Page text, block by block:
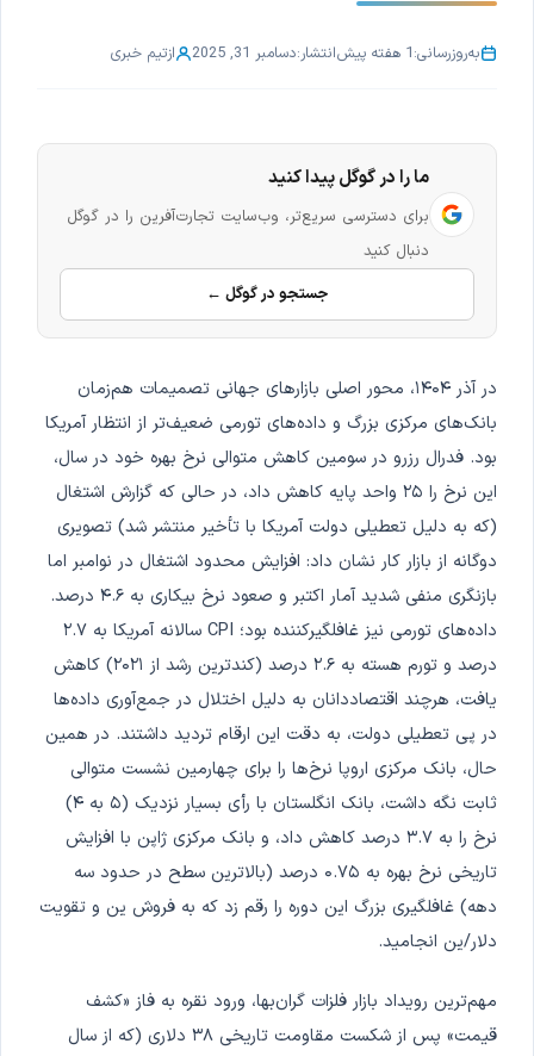
به‌روزرسانی:1 هفته پیش انتشار:دسامبر 31, 2025 ازتیم خبری
ما را در گوگل پیدا کنید
برای دسترسی سریع‌تر، وب‌سایت تجارت‌آفرین را در گوگل
دنبال کنید
جستجو در گوگل ←
در آذر ۱۴۰۴، محور اصلی بازارهای جهانی تصمیمات هم‌زمان
بانک‌های مرکزی بزرگ و داده‌های تورمی ضعیف‌تر از انتظار آمریکا
بود. فدرال رزرو در سومین کاهش متوالی نرخ بهره خود در سال،
این نرخ را ۲۵ واحد پایه کاهش داد، در حالی که گزارش اشتغال
(که به دلیل تعطیلی دولت آمریکا با تأخیر منتشر شد) تصویری
دوگانه از بازار کار نشان داد: افزایش محدود اشتغال در نوامبر اما
بازنگری منفی شدید آمار اکتبر و صعود نرخ بیکاری به ۴.۶ درصد.
داده‌های تورمی نیز غافلگیرکننده بود؛ CPI سالانه آمریکا به ۲.۷
درصد و تورم هسته به ۲.۶ درصد (کندترین رشد از ۲۰۲۱) کاهش
یافت، هرچند اقتصاددانان به دلیل اختلال در جمع‌آوری داده‌ها
در پی تعطیلی دولت، به دقت این ارقام تردید داشتند. در همین
حال، بانک مرکزی اروپا نرخ‌ها را برای چهارمین نشست متوالی
ثابت نگه داشت، بانک انگلستان با رأی بسیار نزدیک (۵ به ۴)
نرخ را به ۳.۷ درصد کاهش داد، و بانک مرکزی ژاپن با افزایش
تاریخی نرخ بهره به ۰.۷۵ درصد (بالاترین سطح در حدود سه
دهه) غافلگیری بزرگ این دوره را رقم زد که به فروش ین و تقویت
دلار/ین انجامید.
مهم‌ترین رویداد بازار فلزات گران‌بها، ورود نقره به فاز «کشف
قیمت» پس از شکست مقاومت تاریخی ۳۸ دلاری (که از سال